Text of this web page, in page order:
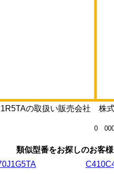
の取扱い販売会社 株
0
類似型番をお探しのお客